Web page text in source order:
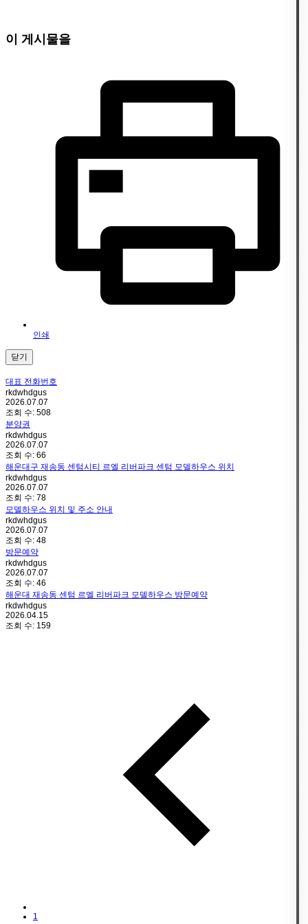
이 게시물을
인쇄
닫기
대표 전화번호
rkdwhdgus
2026.07.07
조회 수: 508
분양권
rkdwhdgus
2026.07.07
조회 수: 66
해운대구 재송동 센텀시티 르엘 리버파크 센텀 모델하우스 위치
rkdwhdgus
2026.07.07
조회 수: 78
모델하우스 위치 및 주소 안내
rkdwhdgus
2026.07.07
조회 수: 48
방문예약
rkdwhdgus
2026.07.07
조회 수: 46
해운대 재송동 센텀 르엘 리버파크 모델하우스 방문예약
rkdwhdgus
2026.04.15
조회 수: 159
1